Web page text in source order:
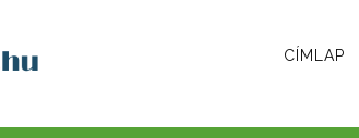
CÍMLAP